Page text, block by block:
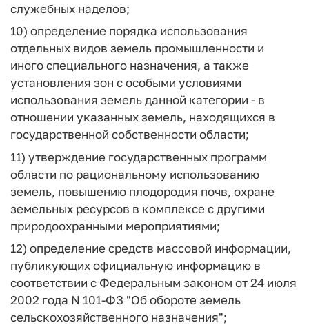
служебных наделов;
10) определение порядка использования
отдельных видов земель промышленности и
иного специального назначения, а также
установления зон с особыми условиями
использования земель данной категории - в
отношении указанных земель, находящихся в
государственной собственности области;
11) утверждение государственных программ
области по рациональному использованию
земель, повышению плодородия почв, охране
земельных ресурсов в комплексе с другими
природоохранными мероприятиями;
12) определение средств массовой информации,
публикующих официальную информацию в
соответствии с Федеральным законом от 24 июля
2002 года N 101-ФЗ "Об обороте земель
сельскохозяйственного назначения";